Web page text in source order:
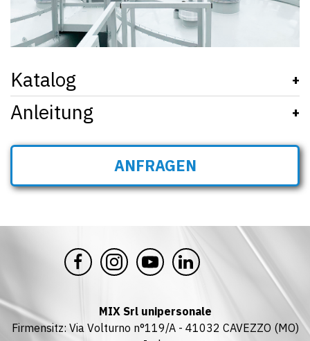
Katalog +
09A260Z_231_SKY_950_DE.pdf
Anleitung +
SFCA - SFLA v05
ANFRAGEN
MIX Srl unipersonale
Firmensitz: Via Volturno n°119/A - 41032 CAVEZZO (MO)